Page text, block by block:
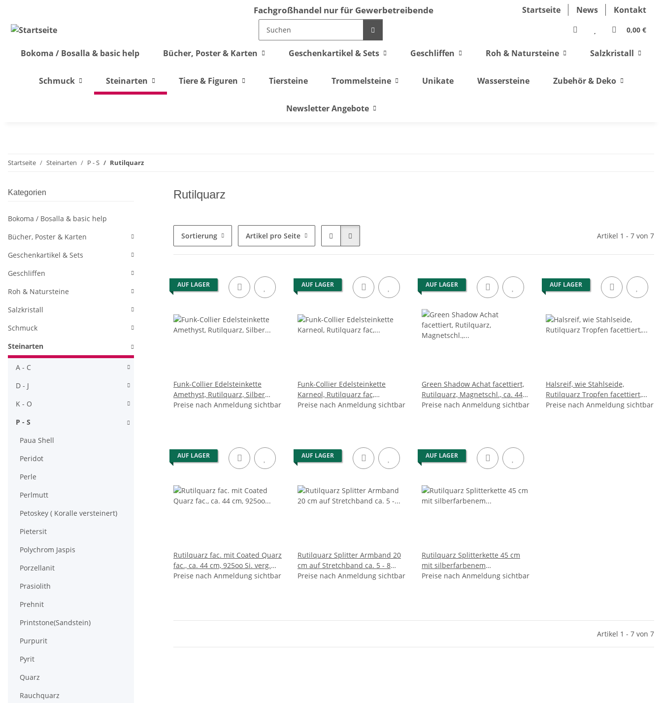
Fachgroßhandel nur für Gewerbetreibende Startseite News Kontakt
0,00 €
Bokoma / Bosalla & basic help Bücher, Poster & Karten Geschenkartikel & Sets Geschliffen Roh & Natursteine Salzkristall
Schmuck Steinarten Tiere & Figuren Tiersteine Trommelsteine Unikate Wassersteine Zubehör & Deko
Newsletter Angebote
Startseite Steinarten P - S Rutilquarz
Rutilquarz
Sortierung Artikel pro Seite Artikel 1 - 7 von 7
AUF LAGER
Funk-Collier Edelsteinkette
Amethyst, Rutilquarz, Silber
Karabiner, ca. 44.5 cm
Preise nach Anmeldung sichtbar
AUF LAGER
Funk-Collier Edelsteinkette
Karneol, Rutilquarz fac,
Magnetschloss, ca. 46.5 cm
Preise nach Anmeldung sichtbar
AUF LAGER
Green Shadow Achat facettiert,
Rutilquarz, Magnetschl., ca. 44
cm, 12 mm, Damen
Preise nach Anmeldung sichtbar
AUF LAGER
Halsreif, wie Stahlseide,
Rutilquarz Tropfen facettiert,
Magnetschloss, ca.45 cm,
Preise nach Anmeldung sichtbar
AUF LAGER
Rutilquarz fac. mit Coated Quarz
fac., ca. 44 cm, 925oo Si. verg.
Karabiner
Preise nach Anmeldung sichtbar
AUF LAGER
Rutilquarz Splitter Armband 20
cm auf Stretchband ca. 5 - 8
mm, 19 -20 cm lang
Preise nach Anmeldung sichtbar
AUF LAGER
Rutilquarz Splitterkette 45 cm
mit silberfarbenem
Karabinerverschluss
Preise nach Anmeldung sichtbar
Artikel 1 - 7 von 7
Kategorien
Bokoma / Bosalla & basic help
Bücher, Poster & Karten
Geschenkartikel & Sets
Geschliffen
Roh & Natursteine
Salzkristall
Schmuck
Steinarten
A - C
D - J
K - O
P - S
Paua Shell
Peridot
Perle
Perlmutt
Petoskey ( Koralle versteinert)
Pietersit
Polychrom Jaspis
Porzellanit
Prasiolith
Prehnit
Printstone(Sandstein)
Purpurit
Pyrit
Quarz
Rauchquarz